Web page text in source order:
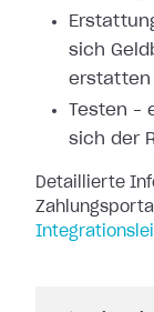
sich
erstatten
Testen
sich der
Detaillierte